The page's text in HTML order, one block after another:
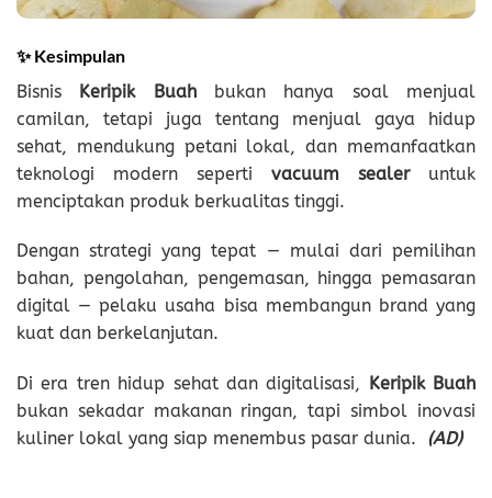
✨Kesimpulan
Bisnis Keripik Buahbukan hanya soal menjual
camilan, tetapi juga tentang menjual gaya hidup
sehat, mendukung petani lokal, dan memanfaatkan
teknologi modern seperti vacuum sealeruntuk
menciptakan produk berkualitas tinggi.
Dengan strategi yang tepat — mulai dari pemilihan
bahan, pengolahan, pengemasan, hingga pemasaran
digital — pelaku usaha bisa membangun brand yang
kuat dan berkelanjutan.
Di era tren hidup sehat dan digitalisasi,
Keripik Buah
bukan sekadar makanan ringan, tapi simbol inovasi
kuliner lokal yang siap menembus pasar dunia. (AD)